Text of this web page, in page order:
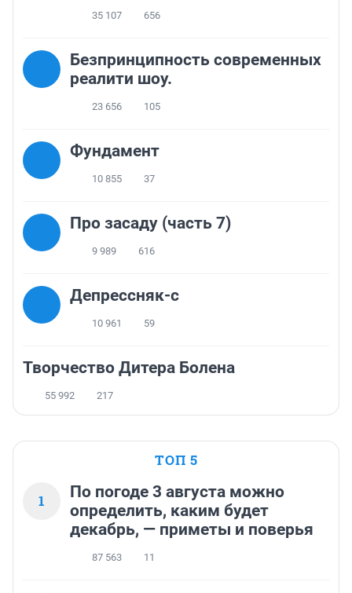
35 107 656
Безпринципность современных
реалити шоу.
23 656 105
Фундамент
10 855 37
Про засаду (часть 7)
9 989 616
Депрессняк-с
10 961 59
Творчество Дитера Болена
55 992 217
ТОП 5
1
По погоде 3 августа можно
определить, каким будет
декабрь, — приметы и поверья
87 563 11